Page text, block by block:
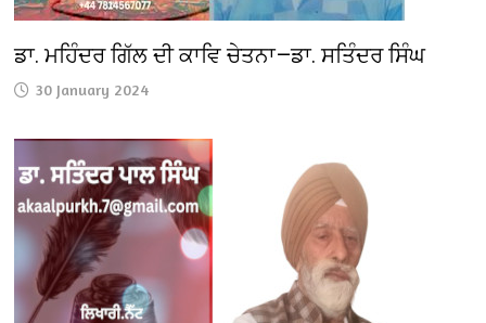
ਡਾ. ਮਹਿੰਦਰ ਗਿੱਲ ਦੀ ਕਾਵਿ ਚੇਤਨਾ—ਡਾ. ਸਤਿੰਦਰ ਸਿੰਘ
30 January 2024